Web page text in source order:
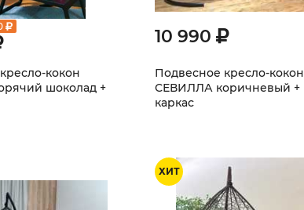
кокон
шоколад +
10 990
Подвесное кресло-кокон
СЕВИЛЛА коричневый +
каркас
ХИТ